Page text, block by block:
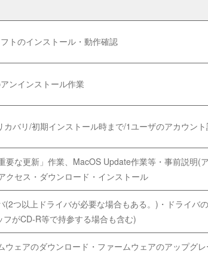
トのインストール・動作確認
ンインストール作業
バリ/初期インストール時まで/1ユーザのアカウン
要な更新」作業、MacOS Update作業等・事前説明(
クセス・ダウンロード・インストール
(2つ以上ドライバが必要な場合もある。)・ドライバ
がCD-R等で持参する場合も含む)
ウェアのダウンロード・ファームウェアのアップグ